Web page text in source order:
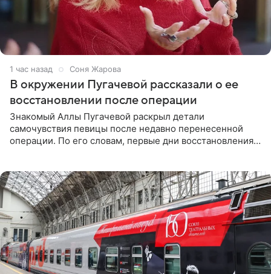
1 час назад Соня Жарова
В окружении Пугачевой рассказали о ее
восстановлении после операции
Знакомый Аллы Пугачевой раскрыл детали
самочувствия певицы после недавно перенесенной
операции. По его словам, первые дни восстановления